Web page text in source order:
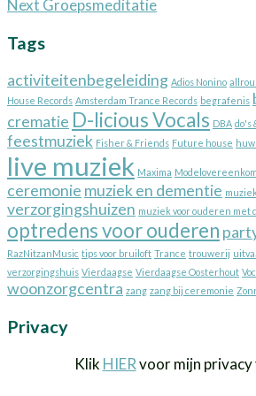
navigatie
post:
Next Next
Groepsmeditatie
Tags
activiteitenbegeleiding Adios Nonino
House Records Amsterdam Trance Records begrafenis
crematie D-licious Vocals DBA do's
feestmuziek Fisher & Friends Future house
live muziek Maxima
ceremonie muziek en dementie
verzorgingshuizen muziek voor ouderen met
optredens voor ouderen
RazNitzanMusic tips voor bruiloft Trance trouwerij
verzorgingshuis Vierdaagse Vierdaagse Oosterhout
woonzorgcentra zang zang bij ceremonie
Privacy
Klik HIERvoor mijn